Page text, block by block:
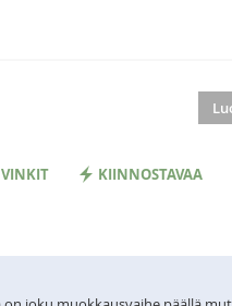
VINKIT KIINNOSTAVAA